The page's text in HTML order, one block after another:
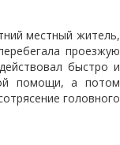
местный житель,
проезжую
быстро и
помощи, а потом
головного